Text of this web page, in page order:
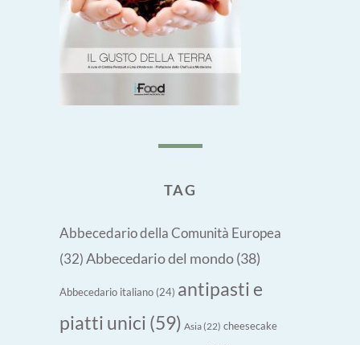
TAG
Abbecedario della Comunità Europea
(32) Abbecedario del mondo(38)
Abbecedario italiano (24) antipasti e
piatti unici (59) Asia(22) cheesecake